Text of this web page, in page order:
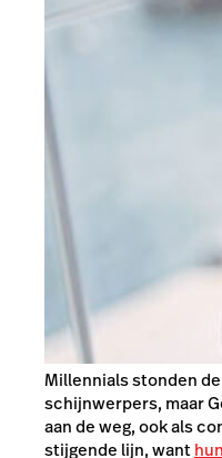
Millennials stonden
schijnwerpers, maar
aan de weg, ook als
stijgende lijn, want